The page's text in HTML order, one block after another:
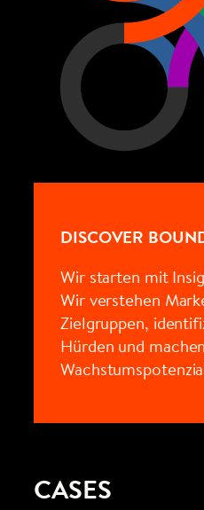
DISCOVER
Wir starten mit
Wir verstehen
Zielgruppen,
Hürden und
CASES